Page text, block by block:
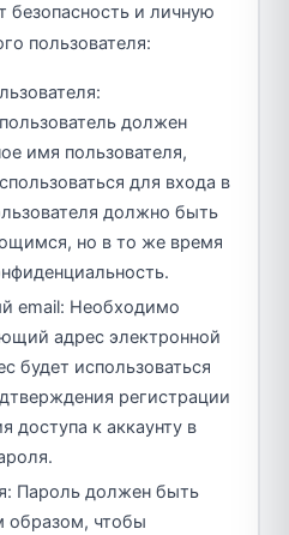
безопасность и личную
пользователя:
должен
имя пользователя,
для входа в
должно быть
но в то же время
email: Необходимо
адрес электронной
будет использоваться
регистрации
доступа к аккаунту в
Пароль должен быть
образом, чтобы